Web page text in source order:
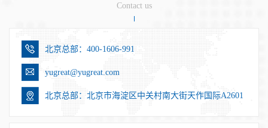
Contact us
北京总部：400-1606-991
yugreat@yugreat.com
北京总部：北京市海淀区中关村南大街天作国际A2601